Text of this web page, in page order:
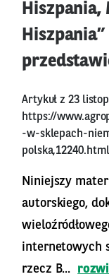
Hiszpania,
Artykuł z 23
https://
-w-sklepach-
polska,12240.html
Niniejszy
autorskiego,
internetowych
rzecz B...